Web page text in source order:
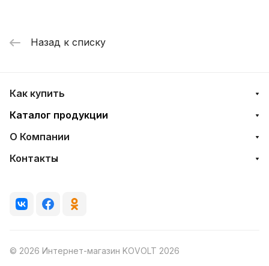
Назад к списку
Как купить
Каталог продукции
О Компании
Контакты
© 2026 Интернет-магазин KOVOLT 2026